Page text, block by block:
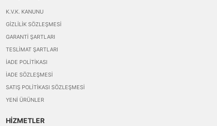
K.V.K. KANUNU
GIZLILIK SÖZLEŞMESI
GARANTI ŞARTLARI
TESLIMAT ŞARTLARI
İADE POLITIKASI
İADE SÖZLEŞMESI
SATIŞ POLITIKASI SÖZLEŞMESI
YENI ÜRÜNLER
HİZMETLER